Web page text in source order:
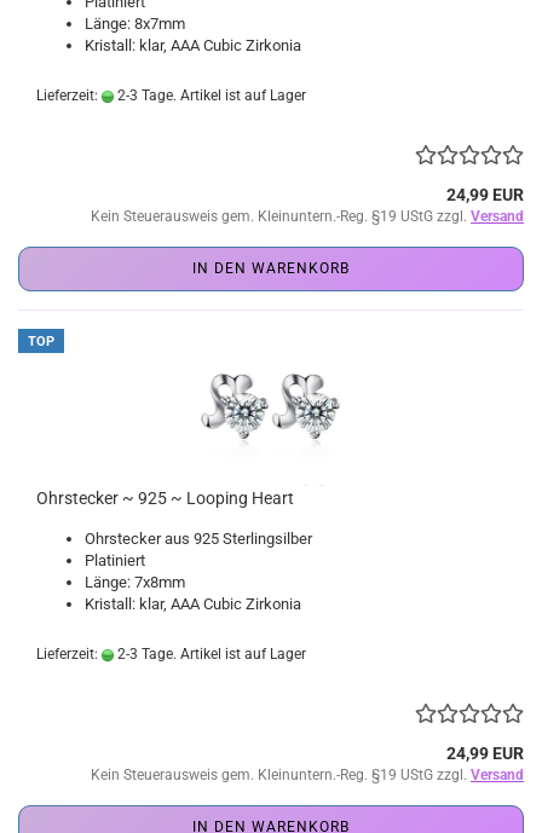
Länge: 8x7mm
Kristall: klar, AAA Cubic Zirkonia
Lieferzeit: 2-3 Tage. Artikel ist auf Lager
24,99 EUR
Kein Steuerausweis gem. Kleinuntern.-Reg. §19 UStG zzgl. Versand
IN DEN WARENKORB
TOP
Ohrstecker ~ 925 ~ Looping Heart
Ohrstecker aus 925 Sterlingsilber
Platiniert
Länge: 7x8mm
Kristall: klar, AAA Cubic Zirkonia
Lieferzeit: 2-3 Tage. Artikel ist auf Lager
24,99 EUR
Kein Steuerausweis gem. Kleinuntern.-Reg. §19 UStG zzgl. Versand
IN DEN WARENKORB